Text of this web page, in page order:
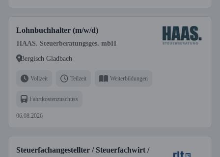
Lohnbuchhalter (m/w/d)
HAAS. Steuerberatungsges. mbH
Bergisch Gladbach
Vollzeit Teilzeit Weiterbildungen
Fahrtkostenzuschuss
06.08.2026
Steuerfachangestellter / Steuerfachwirt /